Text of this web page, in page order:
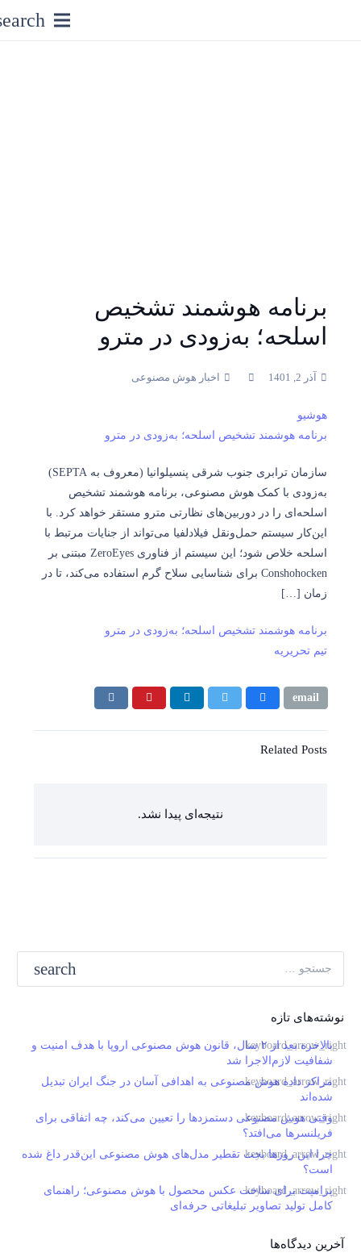
برنامه هوشمند تشخیص
اسلحه؛ به‌زودی در مترو
آذر 2, 1401 اخبار هوش مصنوعی
هوشیو
برنامه هوشمند تشخیص اسلحه؛ به‌زودی در مترو
سازمان ترابری جنوب شرقی پنسیلوانیا (معروف به SEPTA)
به‌زودی با کمک هوش مصنوعی، برنامه هوشمند تشخیص
اسلحه‌ای را در دوربین‌های نظارتی مترو مستقر خواهد کرد. با
این‌کار سیستم حمل‌ونقل فیلادلفیا می‌تواند از جنایات مرتبط با
اسلحه خلاص شود؛ این سیستم از فناوری ZeroEyes مبتنی بر
Conshohocken برای شناسایی سلاح‌ گرم استفاده می‌کند، تا در
زمان […]
برنامه هوشمند تشخیص اسلحه؛ به‌زودی در مترو
تیم تحریریه
Related Posts
نتیجه‌ای پیدا نشد.
نوشته‌های تازه
بالاخره بعد از ۲ سال، قانون هوش مصنوعی اروپا با هدف امنیت و
شفافیت لازم‌الاجرا شد
مراکز داده هوش مصنوعی به اهدافی آسان در جنگ ایران تبدیل
شده‌اند
وقتی هوش مصنوعی دستمزدها را تعیین می‌کند، چه اتفاقی برای
فریلنسرها می‌افتد؟
چرا این روزها بحث تقطیر مدل‌های هوش مصنوعی این‌قدر داغ شده
است؟
پرامپت برای ساخت عکس محصول با هوش مصنوعی؛ راهنمای
کامل تولید تصاویر تبلیغاتی حرفه‌ای
آخرین دیدگاه‌ها